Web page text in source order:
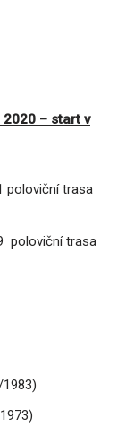
2020 – start v
poloviční trasa
poloviční trasa